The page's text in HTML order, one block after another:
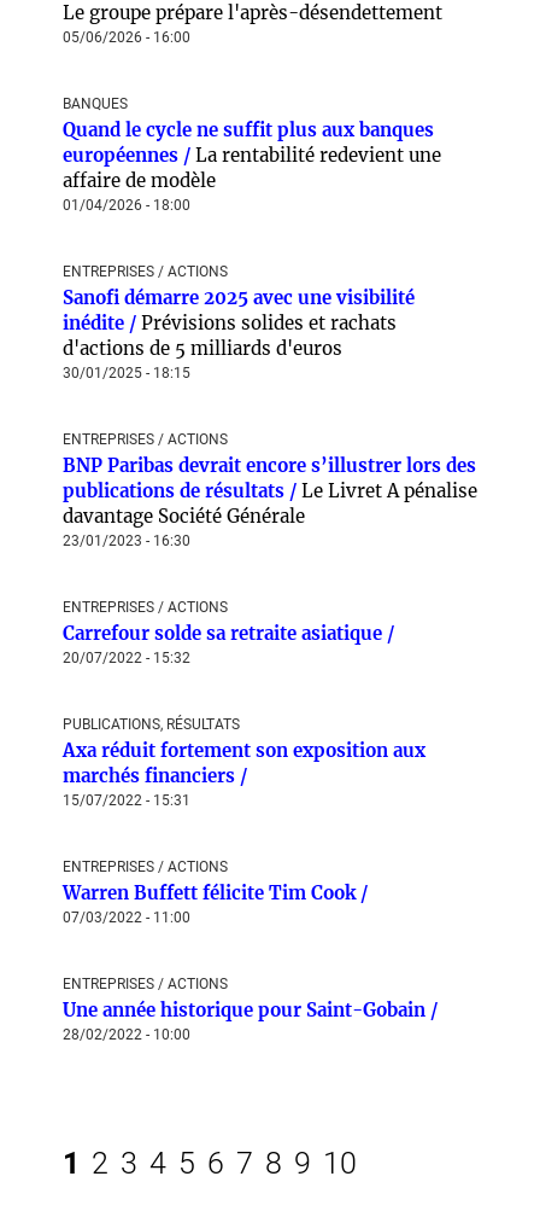
Le groupe prépare l'après-désendettement
05/06/2026 - 16:00
BANQUES
Quand le cycle ne suffit plus aux banques
européennes / La rentabilité redevient une
affaire de modèle
01/04/2026 - 18:00
ENTREPRISES / ACTIONS
Sanofi démarre 2025 avec une visibilité
inédite / Prévisions solides et rachats
d'actions de 5 milliards d'euros
30/01/2025 - 18:15
ENTREPRISES / ACTIONS
BNP Paribas devrait encore s’illustrer lors des
publications de résultats / Le Livret A pénalise
davantage Société Générale
23/01/2023 - 16:30
ENTREPRISES / ACTIONS
Carrefour solde sa retraite asiatique /
20/07/2022 - 15:32
PUBLICATIONS, RÉSULTATS
Axa réduit fortement son exposition aux
marchés financiers /
15/07/2022 - 15:31
ENTREPRISES / ACTIONS
Warren Buffett félicite Tim Cook /
07/03/2022 - 11:00
ENTREPRISES / ACTIONS
Une année historique pour Saint-Gobain /
28/02/2022 - 10:00
1 2 3 4 5 6 7 8 9 10